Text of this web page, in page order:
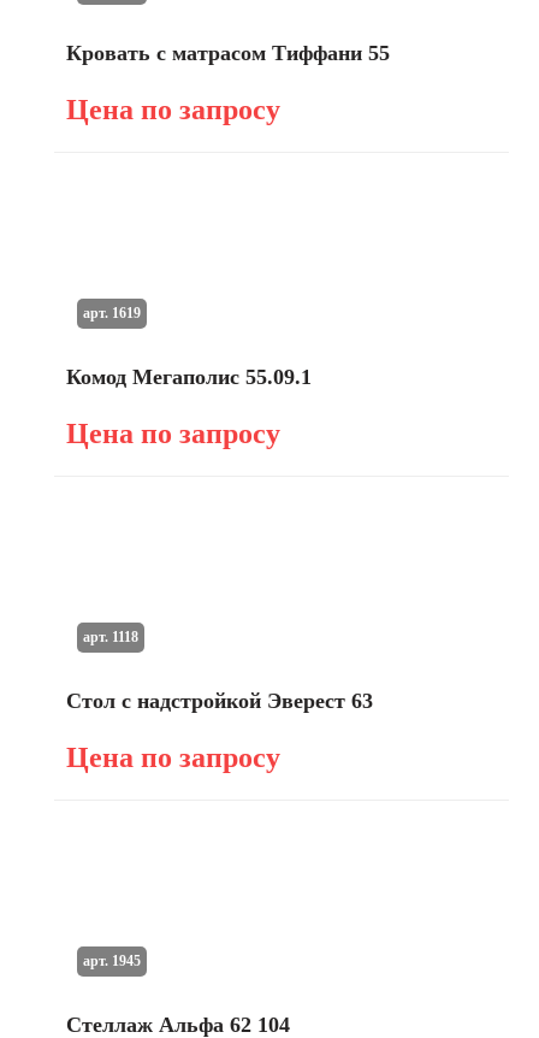
Кровать с матрасом Тиффани 55
Цена по запросу
Комод Мегаполис 55.09.1
Цена по запросу
арт. 1619
Стол с надстройкой Эверест 63
Цена по запросу
арт. 1118
Стеллаж Альфа 62 104
арт. 1945